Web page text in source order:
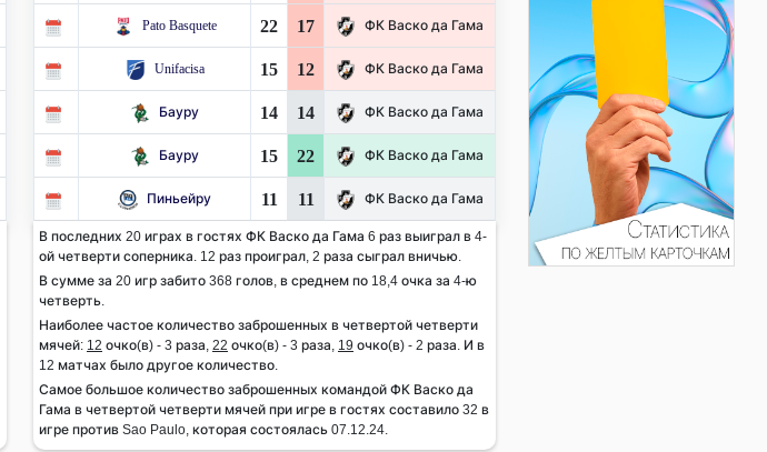
Pato Basquete 22 17 ФК Васко да Гама
Unifacisa 15 12 ФК Васко да Гама
Бауру 14 14 ФК Васко да Гама
Бауру 15 22 ФК Васко да Гама
Пиньейру 11 11 ФК Васко да Гама
В последних 20 играх в гостях ФК Васко да Гама 6 раз выиграл в 4-
ой четверти соперника. 12 раз проиграл, 2 раза сыграл вничью.
В сумме за 20 игр забито 368 голов, в среднем по 18,4 очка за 4-ю
четверть.
Наиболее частое количество заброшенных в четвертой четверти
мячей: 12 очко(в) - 3 раза, 22 очко(в) - 3 раза, 19 очко(в) - 2 раза. И в
12 матчах было другое количество.
Самое большое количество заброшенных командой ФК Васко да
Гама в четвертой четверти мячей при игре в гостях составило 32 в
игре против Sao Paulo, которая состоялась 07.12.24.